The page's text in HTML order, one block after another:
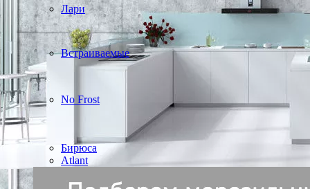
Лари
Встраиваемые
No Frost
Бирюса
Atlant